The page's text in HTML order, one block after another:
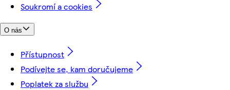
Soukromí a cookies
O nás
Přístupnost
Podívejte se, kam doručujeme
Poplatek za službu